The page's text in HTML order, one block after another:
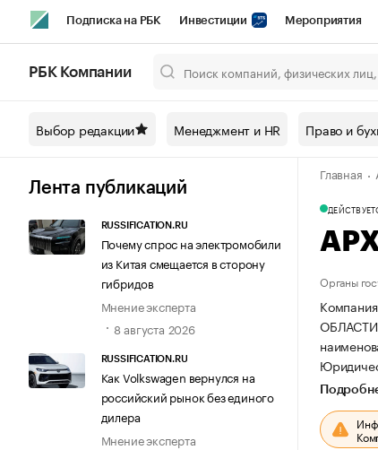
Подписка на РБК Инвестиции Мероприятия
Спецпроекты СПб Конференции СПб
Технологии и медиа Рынок наличной
РБК Компании
Выбор редакции Менеджмент и HR Право и
Лента публикаций
RUSSIFICATION.RU
Почему спрос на электромобили
из Китая смещается в сторону
гибридов
Мнение эксперта
8 августа 2026
RUSSIFICATION.RU
Как Volkswagen вернулся на
российский рынок без единого
дилера
Мнение эксперта
Главная
ДЕЙСТВУЕТ
Органы
ОБЛАСТИ